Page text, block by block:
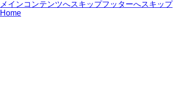
メインコンテンツへスキップフッターへスキップ
Home